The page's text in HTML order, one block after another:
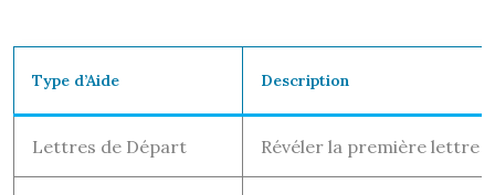
Type d’Aide Description
Lettres de Départ Révéler la première lettre